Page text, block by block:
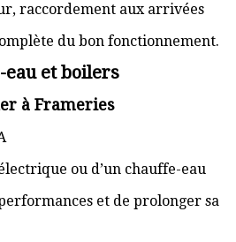
raccordement aux arrivées
du bon fonctionnement.
eau et boilers
à Frameries
ou d’un chauffe-eau
et de prolonger sa